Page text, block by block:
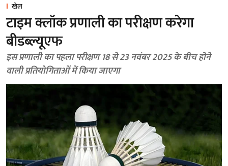
खेल
टाइम क्लॉक प्रणाली का परीक्षण करेगा
बीडब्ल्यूएफ
इस प्रणाली का पहला परीक्षण 18 से 23 नवंबर 2025 के बीच होने
वाली प्रतियोगिताओं में किया जाएगा